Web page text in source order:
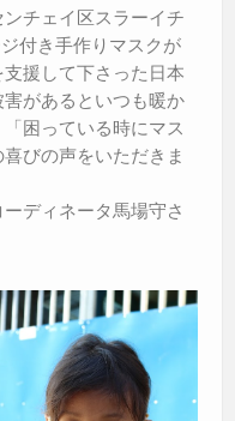
チェイ区スラーイチ
付き手作りマスクが
援して下さった日本
があるといつも暖か
困っている時にマス
びの声をいただきま
ディネータ馬場守さ